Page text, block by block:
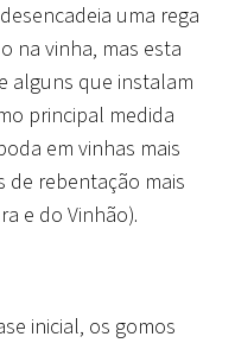
uma rega
na vinha, mas esta
alguns que instalam
principal medida
em vinhas mais
de rebentação mais
e do Vinhão).
inicial, os gomos